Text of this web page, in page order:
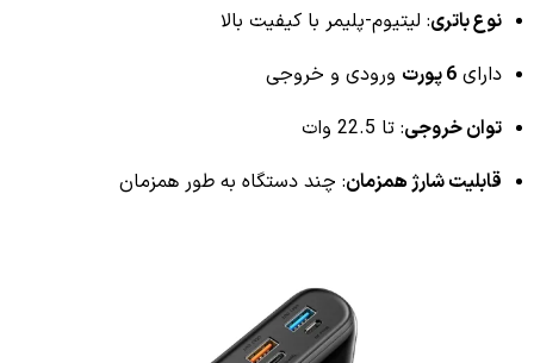
نوع باتری: لیتیوم-پلیمر با کیفیت بالا
دارای 6 پورت
ورودی و خروجی
توان خروجی: تا 22.5 وات
قابلیت شارژ همزمان: چند دستگاه به طور همزمان